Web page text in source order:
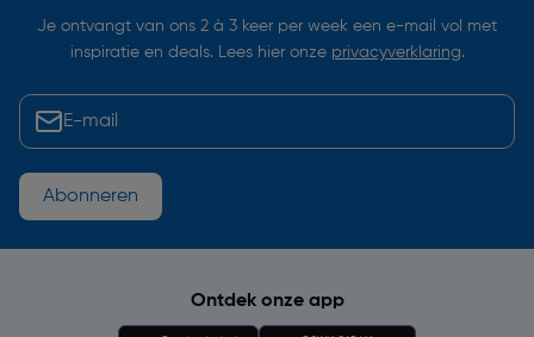
Je ontvangt van ons 2 à 3 keer per week een e-mail vol met
inspiratie en deals. Lees hier onze privacyverklaring.
Abonneren
Ontdek onze app